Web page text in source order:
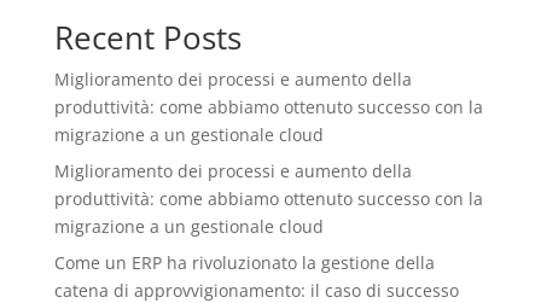
Recent Posts
Miglioramento dei processi e aumento della
produttività: come abbiamo ottenuto successo con la
migrazione a un gestionale cloud
Miglioramento dei processi e aumento della
produttività: come abbiamo ottenuto successo con la
migrazione a un gestionale cloud
Come un ERP ha rivoluzionato la gestione della
catena di approvvigionamento: il caso di successo